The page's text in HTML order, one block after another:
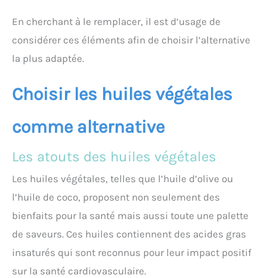
En cherchant à le remplacer, il est d’usage de
considérer ces éléments afin de choisir l’alternative
la plus adaptée.
Choisir les huiles végétales
comme alternative
Les atouts des huiles végétales
Les huiles végétales, telles que l’huile d’olive ou
l’huile de coco, proposent non seulement des
bienfaits pour la santé mais aussi toute une palette
de saveurs. Ces huiles contiennent des acides gras
insaturés qui sont reconnus pour leur impact positif
sur la santé cardiovasculaire.